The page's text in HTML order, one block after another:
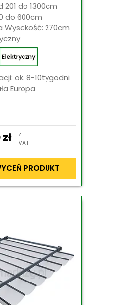
201 do 1300cm
do 600cm
Wysokość: 270cm
ok. 8-10tygodni
Europa
zł
z
VAT
PRODUKT